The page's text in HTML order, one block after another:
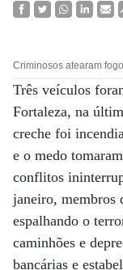
Criminosos atearam
Três veículos
Fortaleza, na
creche foi
e o medo
conflitos
janeiro, membros
espalhando o
caminhões e
bancárias e